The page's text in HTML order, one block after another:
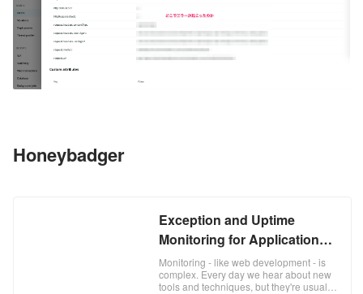
Honeybadger
Exception and Uptime
Monitoring for Application
Developers
Monitoring - like web development - is
complex. Every day we hear about new
tools and techniques, but they're usually